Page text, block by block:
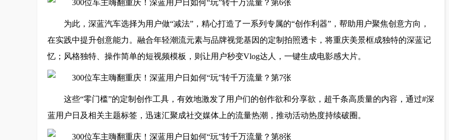
为此，深蓝汽车选择为用户做“减法”，精心打造了一系列专属的“创作利器”，帮助用户聚焦创意方向，
在实践中提升创意能力。融合年轻潮流元素与品牌视觉基因的定制拍照透卡，将重庆美景框成独特的深蓝记
忆；风格独特、操作简单的短视频模板，则让用户秒变Vlog达人，一键生成电影感大片。
这些“零门槛”的定制创作工具，有效地激发了用户们的创作欲和分享欲，超千条高质量的内容，通过#深
蓝用户日及相关主题标签，迅速汇聚成社交媒体上的流量热潮，推动活动热度持续破圈。